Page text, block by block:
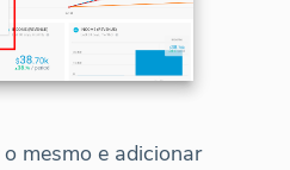
mesmo e adicionar